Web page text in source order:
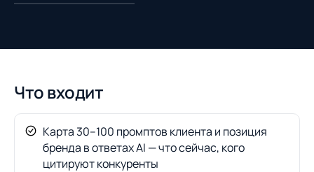
Что входит
Карта 30–100 промптов клиента и позиция
бренда в ответах AI — что сейчас, кого
цитируют конкуренты